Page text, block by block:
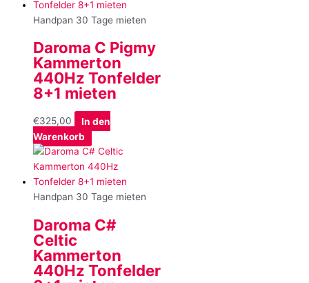
Handpan 30 Tage mieten
Daroma C Pigmy
Kammerton
440Hz Tonfelder
8+1 mieten
€325,00
In den
Warenkorb
Handpan 30 Tage mieten
Daroma C#
Celtic
Kammerton
440Hz Tonfelder